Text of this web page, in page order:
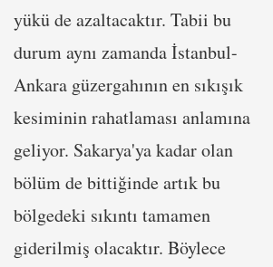
yükü de azaltacaktır. Tabii bu
durum aynı zamanda İstanbul-
Ankara güzergahının en sıkışık
kesiminin rahatlaması anlamına
geliyor. Sakarya'ya kadar olan
bölüm de bittiğinde artık bu
bölgedeki sıkıntı tamamen
giderilmiş olacaktır. Böylece